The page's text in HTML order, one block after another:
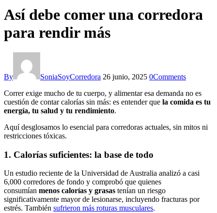
Así debe comer una corredora
para rendir más
By SoniaSoyCorredora 26 junio, 2025 0Comments
Correr exige mucho de tu cuerpo, y alimentar esa demanda no es
cuestión de contar calorías sin más: es entender que la comida es tu
energía, tu salud y tu rendimiento.
Aquí desglosamos lo esencial para corredoras actuales, sin mitos ni
restricciones tóxicas.
1. Calorías suficientes: la base de todo
Un estudio reciente de la Universidad de Australia analizó a casi
6,000 corredores de fondo y comprobó que quienes
consumían menos calorías y grasas tenían un riesgo
significativamente mayor de lesionarse, incluyendo fracturas por
estrés. También sufrieron más roturas musculares.